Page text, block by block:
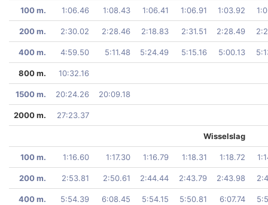
100 m. 1:06.46 1:08.43 1:06.41 1:06.91 1:03.92
200 m. 2:30.02 2:28.46 2:18.83 2:31.51 2:28.49
400 m. 4:59.50 5:11.48 5:24.49 5:15.16 5:00.13
800 m. 10:32.16
1500 m. 20:24.26 20:09.18
2000 m. 27:23.37
Wisselslag
100 m. 1:16.60 1:17.30 1:16.79 1:18.31 1:18.72
200 m. 2:53.81 2:50.61 2:44.44 2:43.79 2:43.98
400 m. 5:54.39 6:08.45 5:54.15 5:50.81 6:07.74